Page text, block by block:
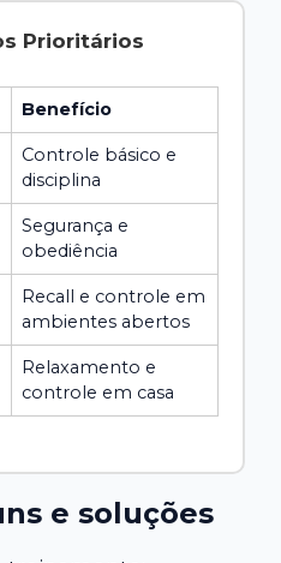
Prioritários
Benefício
Controle básico e
disciplina
Segurança e
obediência
Recall e controle em
ambientes abertos
Relaxamento e
controle em casa
e soluções